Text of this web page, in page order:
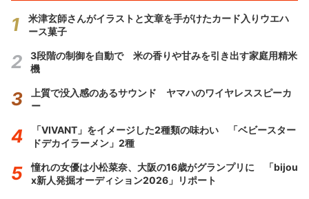
米津玄師さんがイラストと文章を手がけたカード入りウエハ
ース菓子
3段階の制御を自動で 米の香りや甘みを引き出す家庭用精米
機
上質で没入感のあるサウンド ヤマハのワイヤレススピーカ
ー
「VIVANT」をイメージした2種類の味わい 「ベビースター
ドデカイラーメン」2種
憧れの女優は小松菜奈、大阪の16歳がグランプリに 「bijou
x新人発掘オーディション2026」リポート